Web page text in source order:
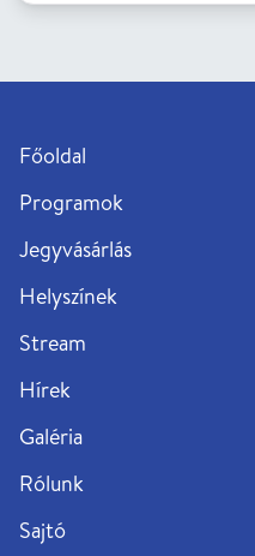
Főoldal
Programok
Jegyvásárlás
Helyszínek
Stream
Hírek
Galéria
Rólunk
Sajtó